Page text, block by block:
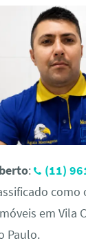
:
(11)
como
em Vila
Paulo.